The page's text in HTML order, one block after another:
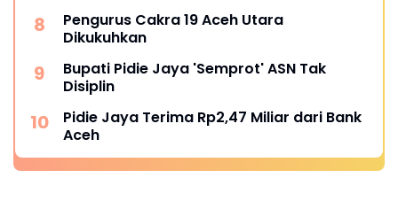
Pengurus Cakra 19 Aceh Utara
Dikukuhkan
Bupati Pidie Jaya 'Semprot' ASN Tak
Disiplin
Pidie Jaya Terima Rp2,47 Miliar dari Bank
Aceh